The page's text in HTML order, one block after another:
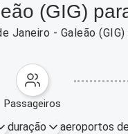
(GIG)
- Galeão
passageiros
duração aeroportos